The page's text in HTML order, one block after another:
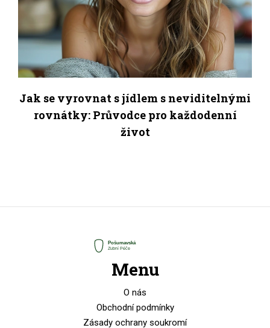
Jak se vyrovnat s jídlem s neviditelnými
rovnátky: Průvodce pro každodenní
život
Menu
O nás
Obchodní podmínky
Zásady ochrany soukromí